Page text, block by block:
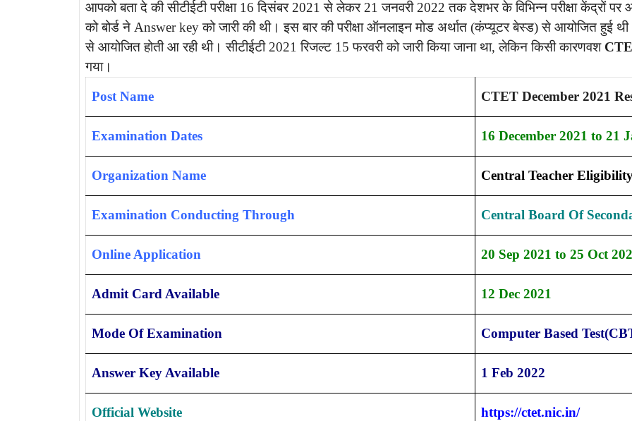
आपको बता दे की सीटीईटी परीक्षा 16 दिसंबर 2021 से लेकर 21 जनवरी 2022 तक देशभर के विभिन्न परीक्षा केंद्रों
को बोर्ड ने Answer key को जारी की थी। इस बार की परीक्षा ऑनलाइन मोड अर्थात (कंप्यूटर बेस्ड) से आयोजित हुई
से आयोजित होती आ रही थी। सीटीईटी 2021 रिजल्ट 15 फरवरी को जारी किया जाना था, लेकिन किसी कारणवश
गया।
Post Name
CTET December 2021
Examination Dates 16 December 2021 to 21
Organization Name Central Teacher
Examination Conducting Through Central Board Of
Online Application 20 Sep 2021 to 25 Oct
Admit Card Available 12 Dec 2021
Mode Of Examination Computer Based
Answer Key Available 1 Feb 2022
Official Website https://ctet.nic.in/